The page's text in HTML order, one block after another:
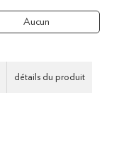
Aucun
détails du produit